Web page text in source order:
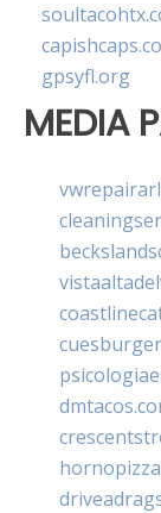
gpsyfl.org
MEDIA